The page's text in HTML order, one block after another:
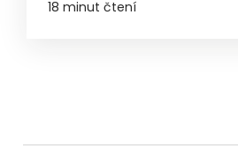
18 minut čtení